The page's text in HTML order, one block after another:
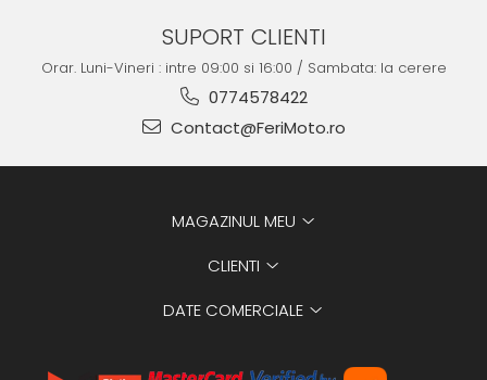
SUPORT CLIENTI
Orar. Luni-Vineri : intre 09:00 si 16:00 / Sambata: la cerere
0774578422
Contact@FeriMoto.ro
MAGAZINUL MEU
CLIENTI
DATE COMERCIALE